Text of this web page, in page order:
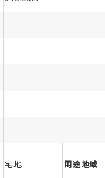
宅地 用途地域